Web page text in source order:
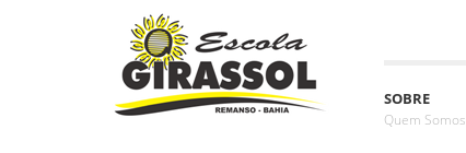
SOBRE
Quem Somos